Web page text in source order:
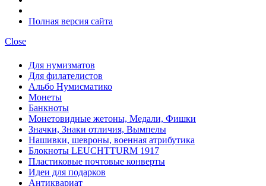
Полная версия сайта
Close
Для нумизматов
Для филателистов
Альбо Нумисматико
Монеты
Банкноты
Монетовидные жетоны, Медали, Фишки
Значки, Знаки отличия, Вымпелы
Нашивки, шевроны, военная атрибутика
Блокноты LEUCHTTURM 1917
Пластиковые почтовые конверты
Идеи для подарков
Антиквариат